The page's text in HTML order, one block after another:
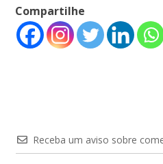
Compartilhe
Receba um aviso sobre